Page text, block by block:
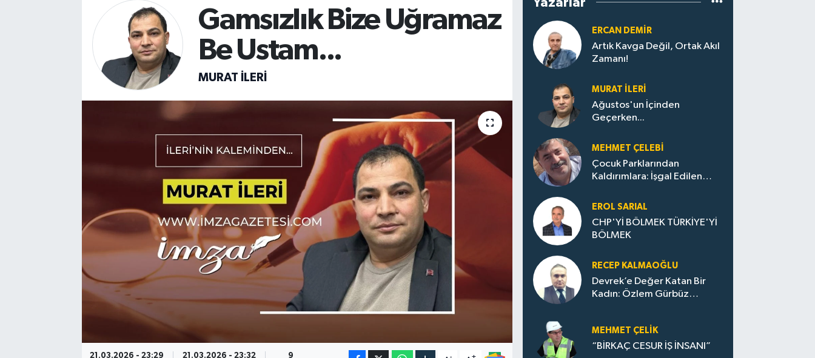
Gamsızlık Bize Uğramaz
Be Ustam...
MURAT İLERI
21.03.2026 - 23:29 21.03.2026 - 23:32 9
ERCAN DEMIR
Artık Kavga Değil, Ortak Akıl
Zamanı!
MURAT İLERI
Ağustos'un İçinden
Geçerken...
MEHMET ÇELEBI
Çocuk Parklarından
Kaldırımlara: İşgal Edilen
Evler Çöp Dolu
EROL SARIAL
CHP'Yİ BÖLMEK TÜRKİYE'Yİ
BÖLMEK
RECEP KALMAOĞLU
Devrek’e Değer Katan Bir
Kadın: Özlem Gürbüz
MEHMET ÇELIK
“BİRKAÇ CESUR İŞ İNSANI”